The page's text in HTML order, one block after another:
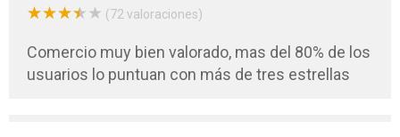
★★★★ ★
★★★★ ★ (72 valoraciones)
Comercio muy bien valorado, mas del 80% de los
usuarios lo puntuan con más de tres estrellas